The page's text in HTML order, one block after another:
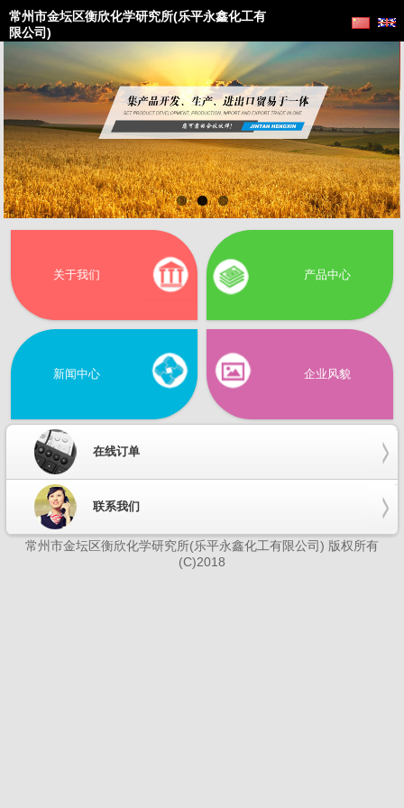
常州市金坛区衡欣化学研究所(乐平永鑫化工有
限公司)
关于我们 产品中心
新闻中心 企业风貌
在线订单
联系我们
常州市金坛区衡欣化学研究所(乐平永鑫化工有限公司) 版权所有
(C)2018